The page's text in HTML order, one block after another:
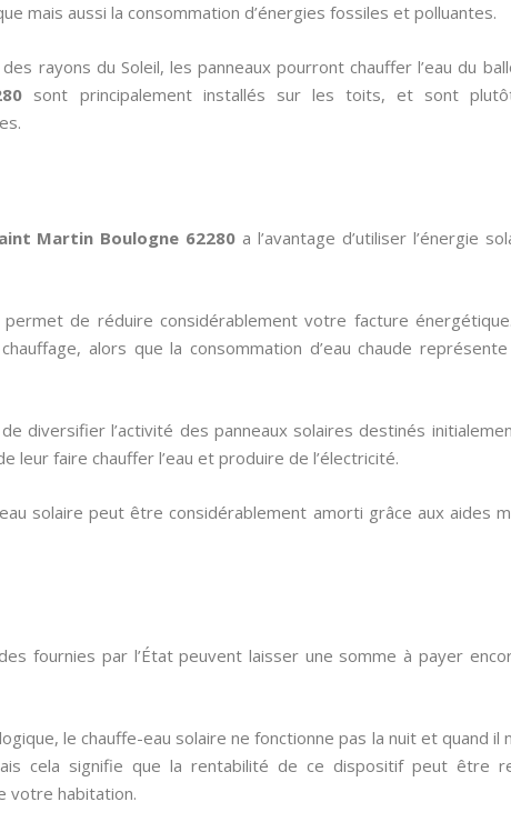
mais aussi la consommation d’énergies fossiles et polluantes.
rayons du Soleil, les panneaux pourront chauffer l’eau du
sont principalement installés sur les toits, et sont
Martin Boulogne 62280 a l’avantage d’utiliser l’énergie
de réduire considérablement votre facture
alors que la consommation d’eau chaude
diversifier l’activité des panneaux solaires destinés
leur faire chauffer l’eau et produire de l’électricité.
solaire peut être considérablement amorti grâce aux aides
fournies par l’État peuvent laisser une somme à payer
le chauffe-eau solaire ne fonctionne pas la nuit et quand il
cela signifie que la rentabilité de ce dispositif peut être
votre habitation.